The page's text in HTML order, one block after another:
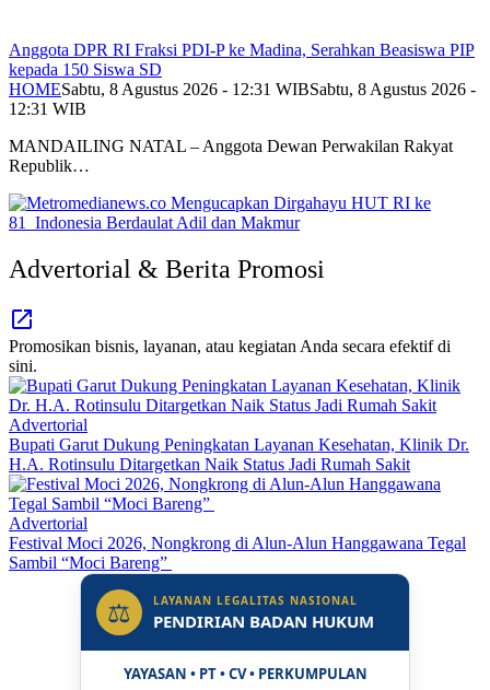
Anggota DPR RI Fraksi PDI-P ke Madina, Serahkan Beasiswa PIP
kepada 150 Siswa SD
HOMESabtu, 8 Agustus 2026 - 12:31 WIBSabtu, 8 Agustus 2026 -
12:31 WIB
MANDAILING NATAL – Anggota Dewan Perwakilan Rakyat
Republik…
Advertorial & Berita Promosi
Promosikan bisnis, layanan, atau kegiatan Anda secara efektif di
sini.
Advertorial
Bupati Garut Dukung Peningkatan Layanan Kesehatan, Klinik Dr.
H.A. Rotinsulu Ditargetkan Naik Status Jadi Rumah Sakit
Advertorial
Festival Moci 2026, Nongkrong di Alun-Alun Hanggawana Tegal
Sambil “Moci Bareng”
⚖ LAYANAN LEGALITAS NASIONAL
PENDIRIAN BADAN HUKUM
YAYASAN • PT • CV • PERKUMPULAN